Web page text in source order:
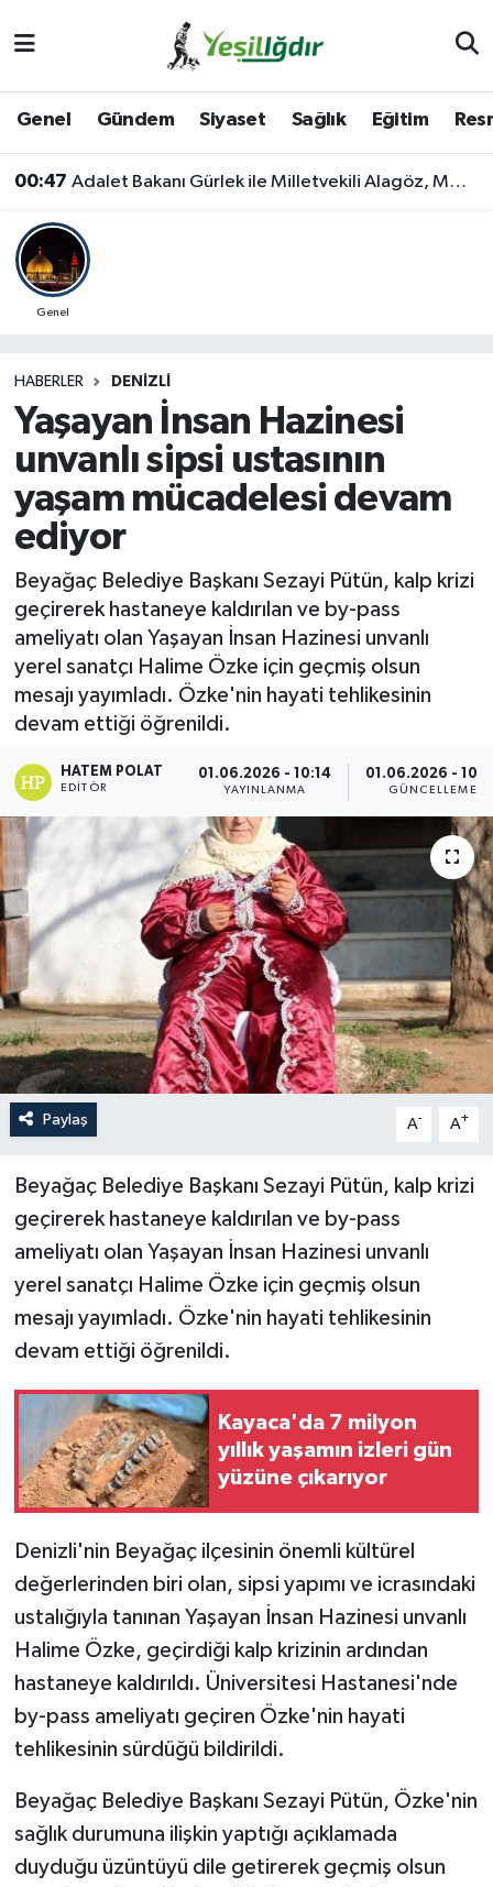
Genel Gündem Siyaset Sağlık Eğitim
00:47 Adalet Bakanı Gürlek ile Milletvekili Alagöz, MHP İl Başkanlığını Ziyaret Etti
Genel
HABERLER DENIZLI
Yaşayan İnsan Hazinesi
unvanlı sipsi ustasının
yaşam mücadelesi devam
ediyor
Beyağaç Belediye Başkanı Sezayi Pütün, kalp krizi
geçirerek hastaneye kaldırılan ve by-pass
ameliyatı olan Yaşayan İnsan Hazinesi unvanlı
yerel sanatçı Halime Özke için geçmiş olsun
mesajı yayımladı. Özke'nin hayati tehlikesinin
devam ettiği öğrenildi.
HATEM POLAT
EDITÖR
01.06.2026 - 10:14
YAYINLANMA
01.06.2026 -
GÜNCELLEME
Paylaş A- A+
Beyağaç Belediye Başkanı Sezayi Pütün, kalp krizi
geçirerek hastaneye kaldırılan ve by-pass
ameliyatı olan Yaşayan İnsan Hazinesi unvanlı
yerel sanatçı Halime Özke için geçmiş olsun
mesajı yayımladı. Özke'nin hayati tehlikesinin
devam ettiği öğrenildi.
Kayaca'da 7 milyon
yıllık yaşamın izleri gün
yüzüne çıkarıyor
Denizli'nin Beyağaç ilçesinin önemli kültürel
değerlerinden biri olan, sipsi yapımı ve icrasındaki
ustalığıyla tanınan Yaşayan İnsan Hazinesi unvanlı
Halime Özke, geçirdiği kalp krizinin ardından
hastaneye kaldırıldı. Üniversitesi Hastanesi'nde
by-pass ameliyatı geçiren Özke'nin hayati
tehlikesinin sürdüğü bildirildi.
Beyağaç Belediye Başkanı Sezayi Pütün, Özke'nin
sağlık durumuna ilişkin yaptığı açıklamada
duyduğu üzüntüyü dile getirerek geçmiş olsun
Iğdır Trafik Yoğunluk Haritası
Süper Lig Puan Durumu ve Fikstür
Son Dakika Haberleri
Haber Arşivi